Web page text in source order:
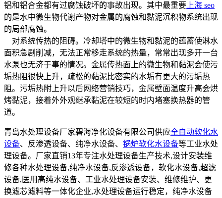
铝和铝合金都有过腐蚀破坏的事故出现。其中最重要 上海 seo
的是水中微生物代谢产物对金属的腐蚀和黏泥沉积物系统出现
的局部腐蚀。
对系统传热的阻碍。冷却塔中的微生物和黏泥的蕴蓄使淋水
面积急剧削减，无法正常移走系统的热量，常常出现多开一台
水泵也无济于事的情况。金属传热面上的微生物和黏泥会使污
垢热阻很快上升，疏松的黏泥比密实的水垢有更大的污垢热
阻。污垢热附上升以后网络营销技巧，金属壁面温度升高会烘
烤黏泥，接着外外观继承黏泥在较短的时内堵塞换热器的管
道。
青岛水处理设备厂家碧海净化设备有限公司供应全自动软化水
设备、反渗透设备、纯净水设备、 锅炉软化水设备等工业水处
理设备。厂家直销13年专注水处理设备生产技术,设计安装维
修各种水处理设备,纯净水设备,反渗透设备，软化水设备,超滤
设备,医用高纯水设备、工业水处理设备安装、维修维护、更
换滤芯滤料等一体化企业,水处理设备运行稳定，纯净水设备